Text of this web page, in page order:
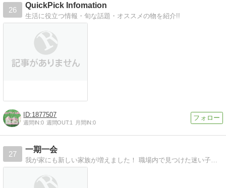
26
QuickPick Infomation
生活に役立つ情報・旬な話題・オススメの物を紹介!!
1877507
週間IN:0 週間OUT:1 月間IN:0
27
一期一会